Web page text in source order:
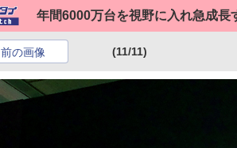
年間6000万台を視野に入れ急成長
前の画像 (11/11)